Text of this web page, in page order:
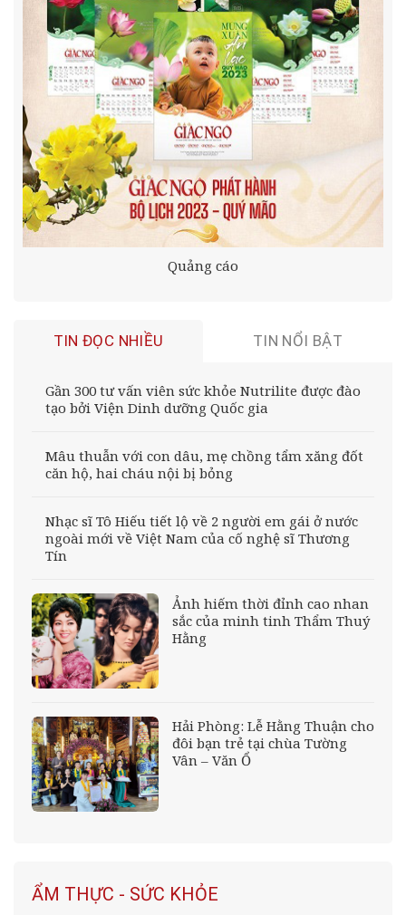
Quảng cáo
TIN ĐỌC NHIỀU TIN NỔI BẬT
Gần 300 tư vấn viên sức khỏe Nutrilite được đào
tạo bởi Viện Dinh dưỡng Quốc gia
Mâu thuẫn với con dâu, mẹ chồng tẩm xăng đốt
căn hộ, hai cháu nội bị bỏng
Nhạc sĩ Tô Hiếu tiết lộ về 2 người em gái ở nước
ngoài mới về Việt Nam của cố nghệ sĩ Thương
Tín
Ảnh hiếm thời đỉnh cao nhan
sắc của minh tinh Thẩm Thuý
Hằng
Hải Phòng: Lễ Hằng Thuận cho
đôi bạn trẻ tại chùa Tường
Vân – Văn Ổ
ẨM THỰC - SỨC KHỎE